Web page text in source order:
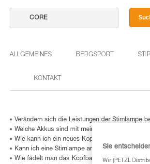
ALLGEMEINES BERGSPORT
KONTAKT
Verändern sich die Leistungen der Stirnlampe
Welche Akkus sind mit meiner Stirnlampe
Wie kann ich ein neues Kopfband bestellen?
Kann ich eine Stirnlampe an meinem Fahrrad
Wie fädelt man das Kopfband der Stirnlampen
Sie
Wir (PETZL